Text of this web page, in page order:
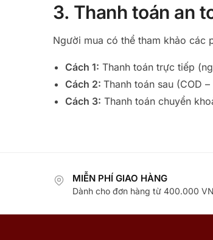
3. Thanh toán an
Người mua có thể tham khảo các
Cách 1: Thanh toán trực tiếp
Cách 2: Thanh toán sau (COD
Cách 3: Thanh toán chuyển
MIỄN PHÍ GIAO HÀNG
Dành cho đơn hàng từ 400.000